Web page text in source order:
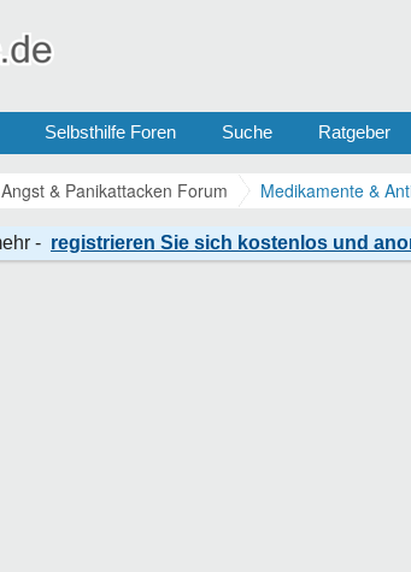
Selbsthilfe Foren Suche Ratgeber
Angst & Panikattacken Forum Medikamente &